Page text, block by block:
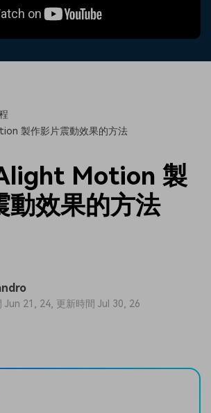
製作影片震動效果的方法
Motion 製
動效果的方法
Jun 21, 24, 更新時間 Jul 30, 26